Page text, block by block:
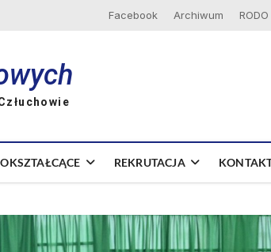
Facebook Archiwum RODO
REKRUTACJA